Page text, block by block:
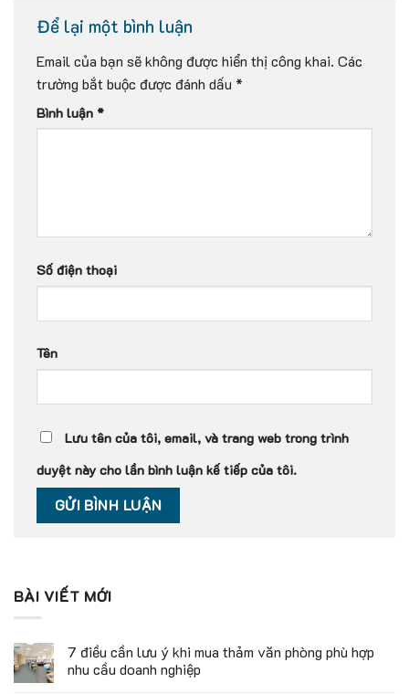
Để lại một bình luận
Email của bạn sẽ không được hiển thị công khai. Các
trường bắt buộc được đánh dấu *
Bình luận *
Số điện thoại
Tên
Lưu tên của tôi, email, và trang web trong trình
duyệt này cho lần bình luận kế tiếp của tôi.
BÀI VIẾT MỚI
7 điều cần lưu ý khi mua thảm văn phòng phù hợp
nhu cầu doanh nghiệp